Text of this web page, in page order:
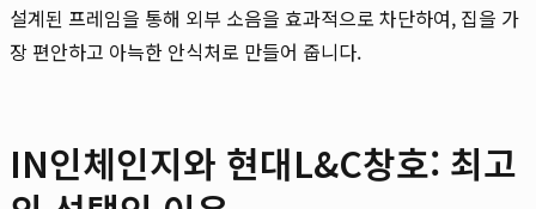
설계된 프레임을 통해 외부 소음을 효과적으로 차단하여, 집을 가
장 편안하고 아늑한 안식처로 만들어 줍니다.
IN인체인지와 현대L&C창호: 최고